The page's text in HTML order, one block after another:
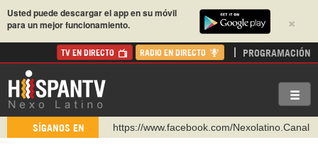
×
Usted puede descargar el app en su móvil
para un mejor funcionamiento.
TV EN DIRECTO RADIO EN DIRECTO PROGRAMACIÓN
SÍGANOS EN
https://www.facebook.com/Nexolatino.Canal